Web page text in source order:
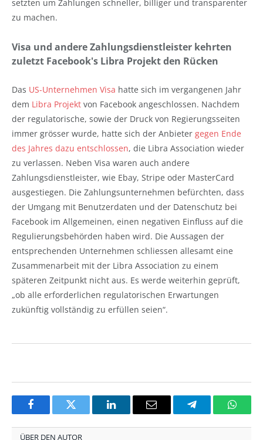
setzten um Zahlungen schneller, billiger und transparenter
zu machen.
Visa und andere Zahlungsdienstleister kehrten
zuletzt Facebook's Libra Projekt den Rücken
Das US-Unternehmen Visa hatte sich im vergangenen Jahr
dem Libra Projekt von Facebook angeschlossen. Nachdem
der regulatorische, sowie der Druck von Regierungsseiten
immer grösser wurde, hatte sich der Anbieter gegen Ende
des Jahres dazu entschlossen, die Libra Association wieder
zu verlassen. Neben Visa waren auch andere
Zahlungsdienstleister, wie Ebay, Stripe oder MasterCard
ausgestiegen. Die Zahlungsunternehmen befürchten, dass
der Umgang mit Benutzerdaten und der Datenschutz bei
Facebook im Allgemeinen, einen negativen Einfluss auf die
Regulierungsbehörden haben wird. Die Aussagen der
entsprechenden Unternehmen schliessen allesamt eine
Zusammenarbeit mit der Libra Association zu einem
späteren Zeitpunkt nicht aus. Es werde weiterhin geprüft,
„ob alle erforderlichen regulatorischen Erwartungen
zukünftig vollständig zu erfüllen seien“.
FacebookTwitter LinkedInEmail Telegram
ÜBER DEN AUTOR